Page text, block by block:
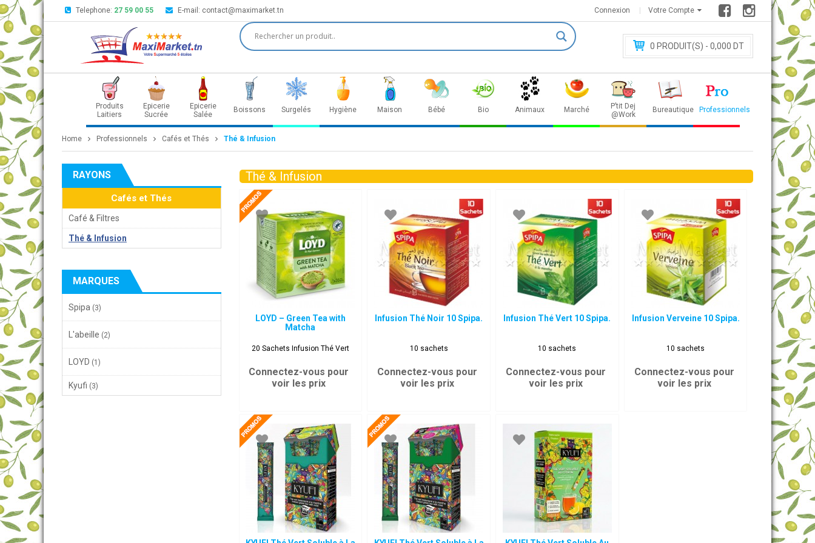
Telephone: 27 59 00 55 E-mail: contact@maximarket.tn Votre Compte
Connexion
0 PRODUIT(S) - 0,000 DT
Produits
Laitiers
Epicerie
Sucrée
Epicerie
Salée
Boissons Surgelés Hygiène Maison Bébé Bio Animaux Marché
P’tit Dej
@Work
Bureautique Professionnels
Home Professionnels Cafés et Thés Thé & Infusion
RAYONS
Cafés et Thés
Café & Filtres
Thé & Infusion
MARQUES
Spipa (3)
L'abeille (2)
LOYD (1)
Kyufi (3)
Thé & Infusion
LOYD – Green Tea with
Matcha
20 Sachets Infusion Thé Vert
Connectez-vous pour
voir les prix
Infusion Thé Noir 10 Spipa.
10 sachets
Connectez-vous pour
voir les prix
Infusion Thé Vert 10 Spipa.
10 sachets
Connectez-vous pour
voir les prix
Infusion Verveine 10 Spipa.
10 sachets
Connectez-vous pour
voir les prix